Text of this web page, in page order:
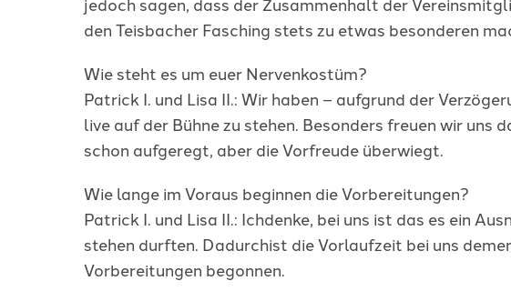
den Teisbacher Fasching stets zu etwas besonderen
Wie steht es um euer Nervenkostüm?
Patrick I. und Lisa II.: Wir haben – aufgrund der
live auf der Bühne zu stehen. Besonders freuen wir
schon aufgeregt, aber die Vorfreude überwiegt.
Wie lange im Voraus beginnen die Vorbereitungen?
Patrick I. und Lisa II.: Ichdenke, bei uns ist das es ein
stehen durften. Dadurchist die Vorlaufzeit bei uns
Vorbereitungen begonnen.